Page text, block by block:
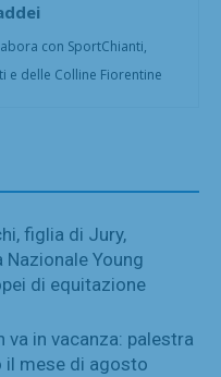
con SportChianti,
e delle Colline Fiorentine
figlia di Jury,
Young
di equitazione
va in vacanza: palestra
il mese di agosto